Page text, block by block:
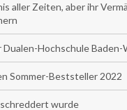
aller Zeiten, aber ihr
Hochschule
Sommer-Beststeller 2022
wurde